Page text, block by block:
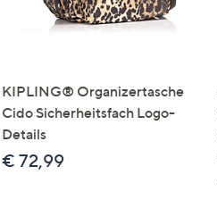
KIPLING® Organizertasche
Cido Sicherheitsfach Logo-
Details
€ 72,99